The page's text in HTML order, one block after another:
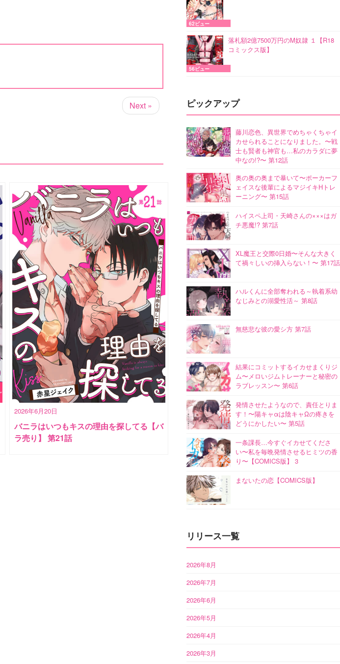
Next »
2026年6月20日
バニラはいつもキスの理由を探してる【バ
ラ売り】 第21話
62ビュー
落札額2億7500万円のM奴隷 １【R18
コミックス版】
56ビュー
ピックアップ
藤川恋色、異世界でめちゃくちゃイ
カせられることになりました。〜戦
士も賢者も神官も…私のカラダに夢
中なの!?〜 第12話
奥の奥の奥まで暴いて〜ポーカーフ
ェイスな後輩によるマジイキHトレ
ーニング〜 第15話
ハイスペ上司・天崎さんの×××はガ
チ悪魔!? 第7話
XL魔王と交際0日婚〜そんな大きく
て禍々しいの挿入らない！〜 第17話
ハルくんに全部奪われる～執着系幼
なじみとの溺愛性活～ 第8話
無慈悲な彼の愛シ方 第7話
結果にコミットするイカせまくりジ
ム〜メロいジムトレーナーと秘密の
ラブレッスン〜 第6話
発情させたようなので、責任とりま
す！〜陽キャαは陰キャΩの疼きを
どうにかしたい〜 第5話
一条課長…今すぐイカせてくださ
い〜私を毎晩発情させるヒミツの香
り〜【COMICS版】 3
まないたの恋【COMICS版】
リリース一覧
2026年8月
2026年7月
2026年6月
2026年5月
2026年4月
2026年3月